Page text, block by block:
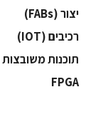
‫יצור (‪(FABs‬‬
‫רכיבים‬ (IOT)
‫תוכנות משובצות‬
‫‪FPGA‬‬